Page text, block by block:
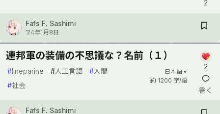
2
Fafs F. Sashimi
’24年1月8日
連邦軍の装備の不思議な？名前（１）
#lineparine #人工言語 #人間
#社会
日本語 •
約 1200 字/語
2
書く
Fafs F. Sashimi